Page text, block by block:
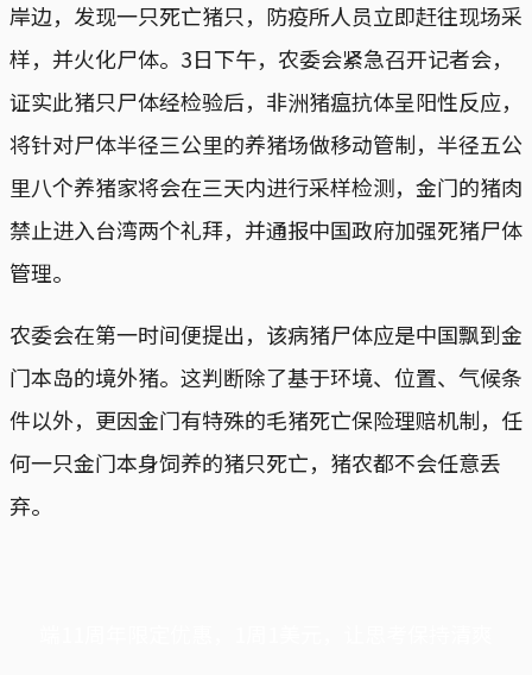
岸边，发现一只死亡猪只，防疫所人员立即赶往现场采
样，并火化尸体。3日下午，农委会紧急召开记者会，
证实此猪只尸体经检验后，非洲猪瘟抗体呈阳性反应，
将针对尸体半径三公里的养猪场做移动管制，半径五公
里八个养猪家将会在三天内进行采样检测，金门的猪肉
禁止进入台湾两个礼拜，并通报中国政府加强死猪尸体
管理。
农委会在第一时间便提出，该病猪尸体应是中国飘到金
门本岛的境外猪。这判断除了基于环境、位置、气候条
件以外，更因金门有特殊的毛猪死亡保险理赔机制，任
何一只金门本身饲养的猪只死亡，猪农都不会任意丢
弃。